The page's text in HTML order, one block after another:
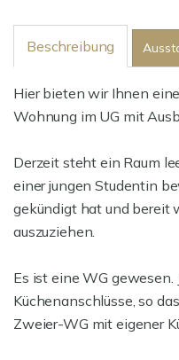
Beschreibung
Hier bieten wir Ihnen
Wohnung im UG mit
Derzeit steht ein Raum
einer jungen Studentin
gekündigt hat und bereit
auszuziehen.
Es ist eine WG gewesen.
Küchenanschlüsse, so
Zweier-WG mit eigener